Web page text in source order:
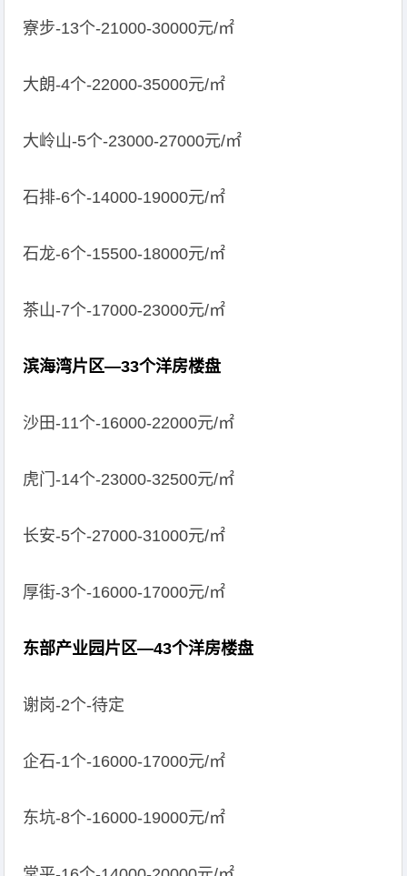
寮步-13个-21000-30000元/㎡
大朗-4个-22000-35000元/㎡
大岭山-5个-23000-27000元/㎡
石排-6个-14000-19000元/㎡
石龙-6个-15500-18000元/㎡
茶山-7个-17000-23000元/㎡
滨海湾片区—33个洋房楼盘
沙田-11个-16000-22000元/㎡
虎门-14个-23000-32500元/㎡
长安-5个-27000-31000元/㎡
厚街-3个-16000-17000元/㎡
东部产业园片区—43个洋房楼盘
谢岗-2个-待定
企石-1个-16000-17000元/㎡
东坑-8个-16000-19000元/㎡